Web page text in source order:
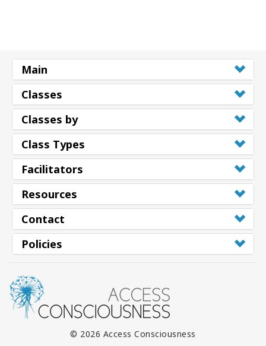
Main
Classes
Classes by
Class Types
Facilitators
Resources
Contact
Policies
© 2026 Access Consciousness